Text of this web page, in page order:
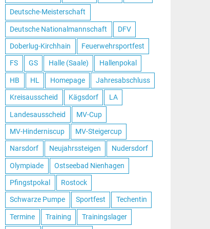
Deutsche-Meisterschaft
Deutsche Nationalmannschaft DFV
Doberlug-Kirchhain Feuerwehrsportfest
FS GS Halle (Saale) Hallenpokal
HB HL Homepage Jahresabschluss
Kreisausscheid Kägsdorf LA
Landesausscheid MV-Cup
MV-Hinderniscup MV-Steigercup
Narsdorf Neujahrssteigen Nudersdorf
Olympiade Ostseebad Nienhagen
Pfingstpokal Rostock
Schwarze Pumpe Sportfest Techentin
Termine Training Trainingslager